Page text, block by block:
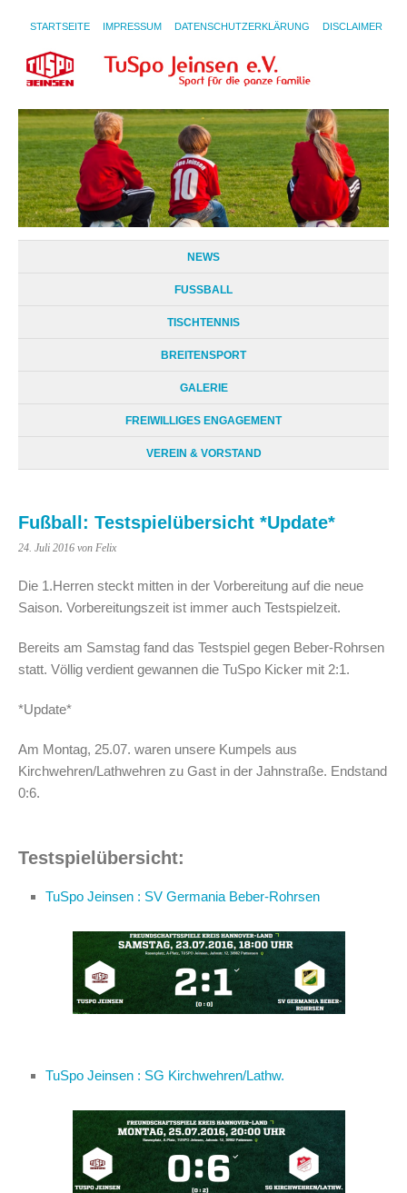
STARTSEITE IMPRESSUM DATENSCHUTZERKLÄRUNG DISCLAIMER
NEWS
FUSSBALL
TISCHTENNIS
BREITENSPORT
GALERIE
FREIWILLIGES ENGAGEMENT
VEREIN & VORSTAND
Fußball: Testspielübersicht *Update*
24. Juli 2016 von Felix
Die 1.Herren steckt mitten in der Vorbereitung auf die neue
Saison. Vorbereitungszeit ist immer auch Testspielzeit.
Bereits am Samstag fand das Testspiel gegen Beber-Rohrsen
statt. Völlig verdient gewannen die TuSpo Kicker mit 2:1.
*Update*
Am Montag, 25.07. waren unsere Kumpels aus
Kirchwehren/Lathwehren zu Gast in der Jahnstraße. Endstand
0:6.
Testspielübersicht:
TuSpo Jeinsen : SV Germania Beber-Rohrsen
TuSpo Jeinsen : SG Kirchwehren/Lathw.